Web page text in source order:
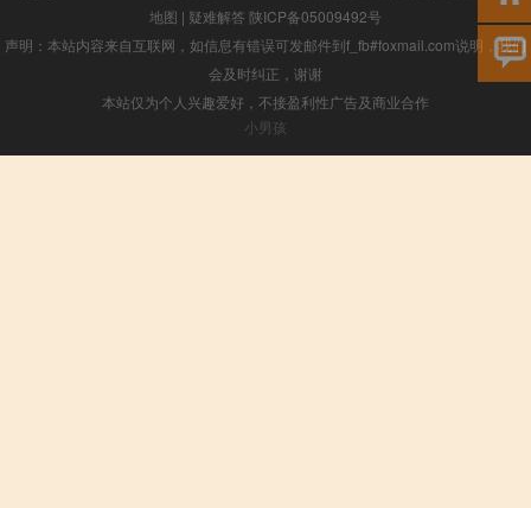
地图 | 疑难解答 陕ICP备05009492号
声明：本站内容来自互联网，如信息有错误可发邮件到f_fb#foxmail.com说明，我们
会及时纠正，谢谢
本站仅为个人兴趣爱好，不接盈利性广告及商业合作
小男孩